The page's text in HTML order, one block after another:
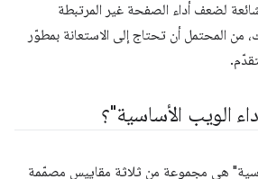
لضعف أداء الصفحة غير المرتبطة
من المحتمل أن تحتاج إلى الاستعانة بمطوّر
الويب الأساسية"؟
هي مجموعة من ثلاثة مقاييس مصمّمة